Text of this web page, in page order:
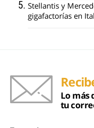
Stellantis y
gigafactorías en
Lo más
tu